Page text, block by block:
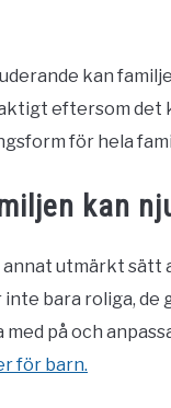
kan
eftersom det
för hela
kan
utmärkt sätt
bara roliga, de
på och
för barn.